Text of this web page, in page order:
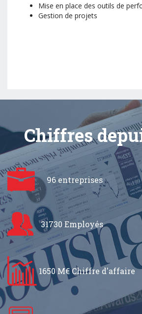
Mise en place des outils de
Gestion de projets
Chiffres
96 entreprises
31730 Employés
1650 M€ Chiffre d'affaire